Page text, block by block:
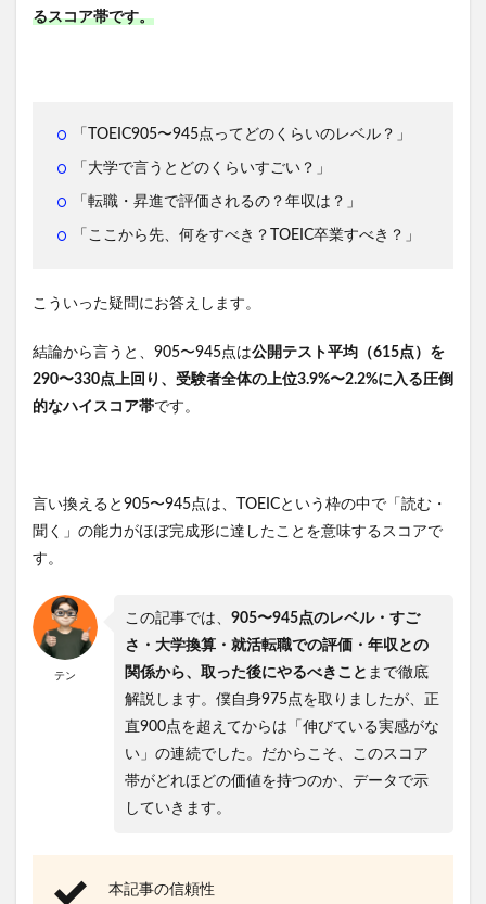
るスコア帯です。
「TOEIC905〜945点ってどのくらいのレベル？」
「大学で言うとどのくらいすごい？」
「転職・昇進で評価されるの？年収は？」
「ここから先、何をすべき？TOEIC卒業すべき？」
こういった疑問にお答えします。
結論から言うと、905〜945点は公開テスト平均（615点）を
290〜330点上回り、受験者全体の上位3.9%〜2.2%に入る圧倒
的なハイスコア帯です。
言い換えると905〜945点は、TOEICという枠の中で「読む・
聞く」の能力がほぼ完成形に達したことを意味するスコアで
す。
テン
この記事では、 905〜945点のレベル・すご
さ・大学換算・就活転職での評価・年収との
関係から、取った後にやるべきこと まで徹底
解説します。僕自身975点を取りましたが、正
直900点を超えてからは「伸びている実感がな
い」の連続でした。だからこそ、このスコア
帯がどれほどの価値を持つのか、データで示
していきます。
本記事の信頼性